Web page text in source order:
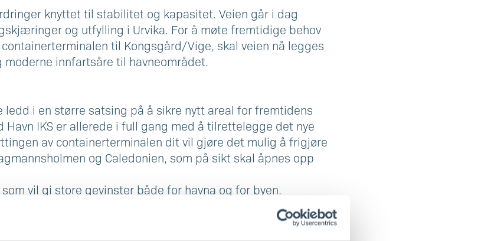
knyttet til stabilitet og kapasitet. Veien går i dag
og utfylling i Urvika. For å møte fremtidige behov
til Kongsgård/Vige, skal veien nå legges
innfartsåre til havneområdet.
ledd i en større satsing på å sikre nytt areal for fremtidens
IKS er allerede i full gang med å tilrettelegge det nye
av containerterminalen dit vil gjøre det mulig å frigjøre
og Caledonien, som på sikt skal åpnes opp
vil gi store gevinster både for havna og for byen.